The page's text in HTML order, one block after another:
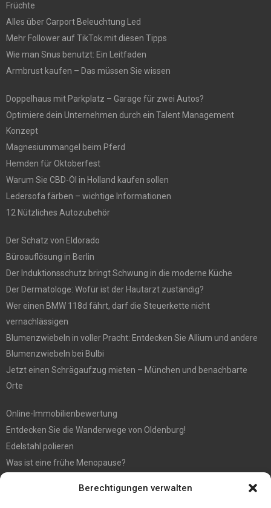
Berechtigungen verwalten
Früchte
Alles über Carport Beleuchtung Led
Mehr Follower auf TikTok mit diesen Tipps
Wie man Snus benutzt: Ein Leitfaden
Armbrust kaufen – Das müssen Sie wissen
Doppelhaus mit Parkplatz – Garage für zwei Autos?
Optimiere dein Unternehmen durch ein Talent Management
Konzept
Magnesiummangel beim Pferd
Hemden für Oktoberfest
Warum Sie CBD-Öl in Holland kaufen sollen
Ledersofa färben – wichtige Informationen
12 Nützliches Autozubehör
Der Schatz von Eldorado
Büroauflösung in Berlin
Der Induktionsschutz bringt Schwung in die moderne Küche
Der Dermatologe: Wofür ist der Hautarzt zuständig?
Wer einen BMW 118d fährt, darf die Steuerkette nicht
vernachlässigen
Blumenzwiebeln in voller Pracht: Entdecken Sie Allium und andere
Blumenzwiebeln bei Bulbi
Jetzt einen Schrägaufzug mieten – München und benachbarte
Orte
Online-Immobilienbewertung
Entdecken Sie die Wanderwege von Oldenburg!
Edelstahl polieren
Was ist eine frühe Menopause?
Tipps für günstige Parkplätze am Flughafen Köln